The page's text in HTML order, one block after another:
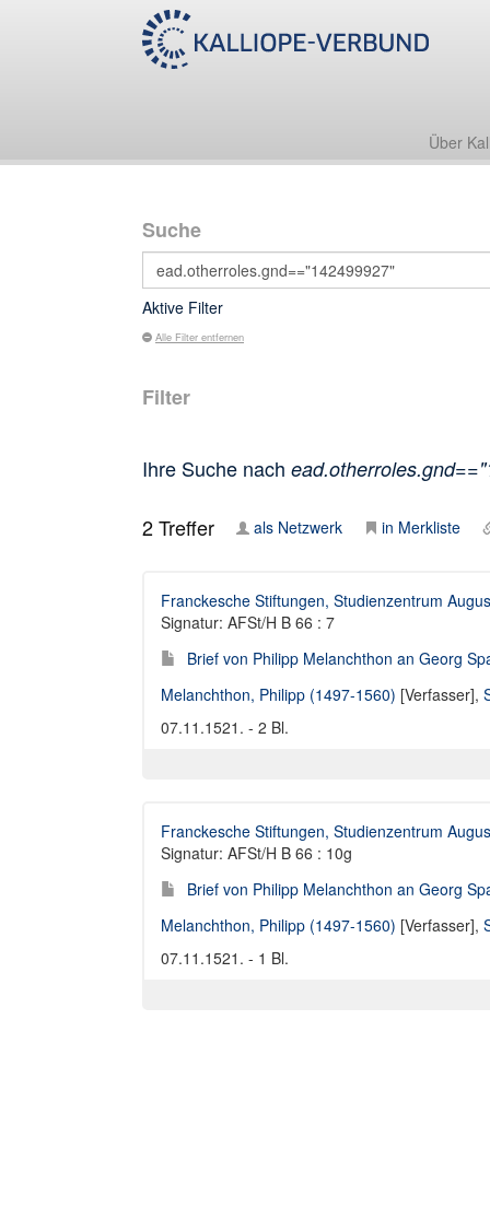
Über
Suche
Aktive Filter
Alle Filter entfernen
Filter
Ihre Suche nach
2Treffer als Netzwerk in Merkliste
Franckesche Stiftungen, Studienzentrum
Signatur: AFSt/H B 66 : 7
Brief von Philipp Melanchthon an Georg
Melanchthon, Philipp (1497-1560) [Verfasser],
07.11.1521. - 2 Bl.
Franckesche Stiftungen, Studienzentrum
Signatur: AFSt/H B 66 : 10g
Brief von Philipp Melanchthon an Georg
Melanchthon, Philipp (1497-1560) [Verfasser],
07.11.1521. - 1 Bl.